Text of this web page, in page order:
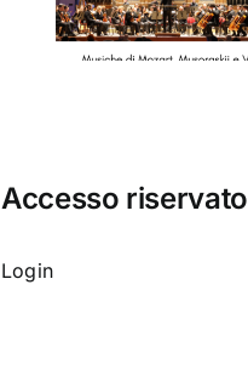
Accesso riservato
Login